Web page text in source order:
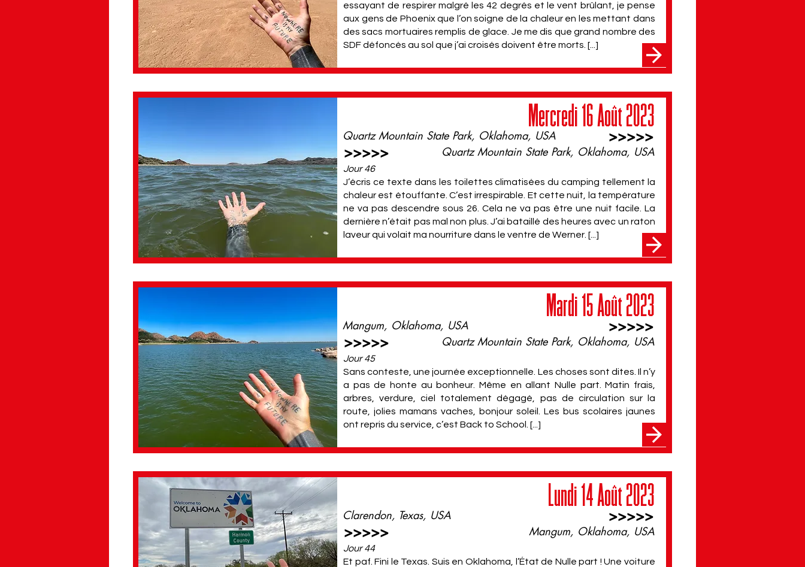
essayant de respirer malgré les 42 degrés et le vent brûlant, je pense
aux gens de Phoenix que l’on soigne de la chaleur en les mettant dans
des sacs mortuaires remplis de glace. Je me dis que grand nombre des
SDF défoncés au sol que j’ai croisés doivent être morts. [...]
Quartz Mountain State Park, Oklahoma, USA
Mercredi 16 Août 2023
Quartz Mountain State Park, Oklahoma, USA
>>>>>
>>>>>
Jour 46
J’écris ce texte dans les toilettes climatisées du camping tellement la
chaleur est étouffante. C’est irrespirable. Et cette nuit, la température
ne va pas descendre sous 26. Cela ne va pas être une nuit facile. La
dernière n’était pas mal non plus. J’ai bataillé des heures avec un raton
laveur qui volait ma nourriture dans le ventre de Werner. [...]
Mangum, Oklahoma, USA
Mardi 15 Août 2023
Quartz Mountain State Park, Oklahoma, USA
>>>>>
>>>>>
Jour 45
Sans conteste, une journée exceptionnelle. Les choses sont dites. Il n’y
a pas de honte au bonheur. Même en allant Nulle part. Matin frais,
arbres, verdure, ciel totalement dégagé, pas de circulation sur la
route, jolies mamans vaches, bonjour soleil. Les bus scolaires jaunes
ont repris du service, c’est Back to School. [...]
Clarendon, Texas, USA
Lundi 14 Août 2023
Mangum, Oklahoma, USA
>>>>>
>>>>>
Jour 44
Et paf. Fini le Texas. Suis en Oklahoma, l’État de Nulle part ! Une voiture